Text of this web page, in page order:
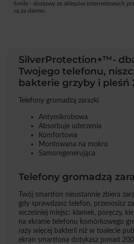
Smile - dostawy ze sklepów internetowych
są za darmo.
SilverProtection+™-
Twojego telefonu,
bakterie grzyby i pleśń
Telefony gromadzą zarazki
Antymikrobowa
Absorbuje uderzenia
Komfortowa
Montowana na mokro
Samoregenerująca
Telefony gromadzą
Twój smartfon nieustannie zbiera
gdy sprawdzasz telefon, przenosisz
wcześniej miejsc: klamek, poręczy,
na ekranie telefonu komórkowego
razy więcej bakterii niż w toalecie
ekran smartfona dotykasz ponad